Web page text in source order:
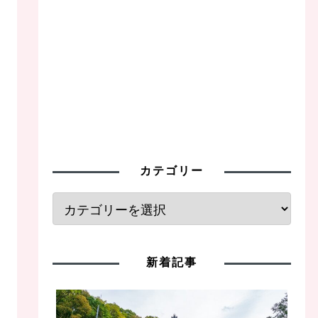
カテゴリー
新着記事